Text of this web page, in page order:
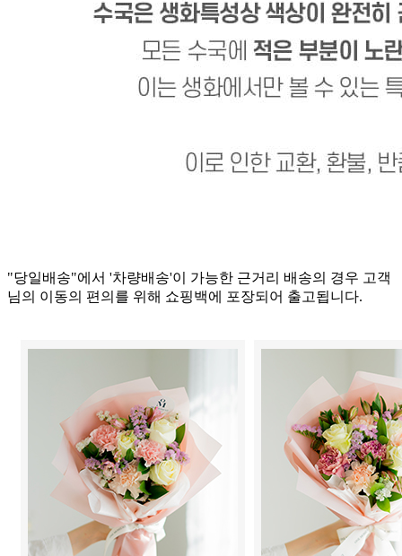
"당일배송"에서 '차량배송'이 가능한 근거리 배송의 경우 고객
님의 이동의 편의를 위해 쇼핑백에 포장되어 출고됩니다.